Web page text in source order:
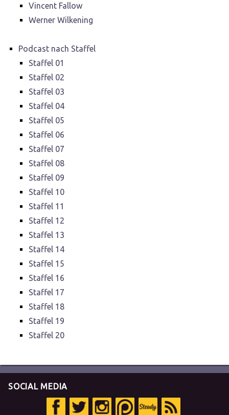
Vincent Fallow
Werner Wilkening
Podcast nach Staffel
Staffel 01
Staffel 02
Staffel 03
Staffel 04
Staffel 05
Staffel 06
Staffel 07
Staffel 08
Staffel 09
Staffel 10
Staffel 11
Staffel 12
Staffel 13
Staffel 14
Staffel 15
Staffel 16
Staffel 17
Staffel 18
Staffel 19
Staffel 20
SOCIAL MEDIA